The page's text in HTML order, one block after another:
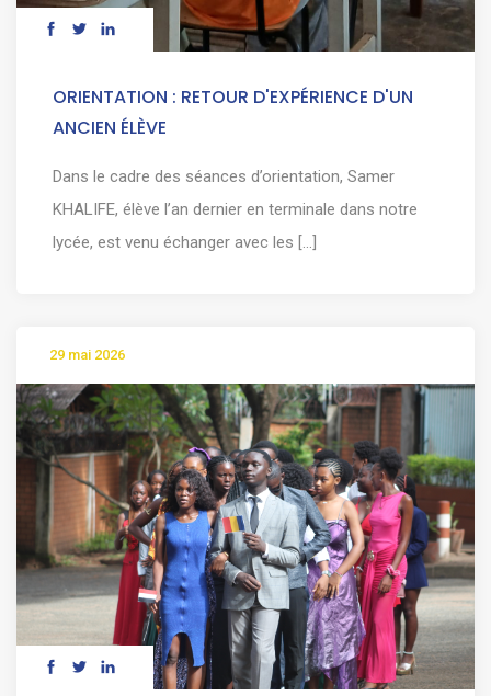
ORIENTATION : RETOUR D'EXPÉRIENCE D'UN
ANCIEN ÉLÈVE
Dans le cadre des séances d’orientation, Samer
KHALIFE, élève l’an dernier en terminale dans notre
lycée, est venu échanger avec les [...]
29 mai 2026